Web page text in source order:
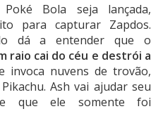
Bola seja lançada,
para capturar Zapdos.
dá a entender que o
raio cai do céu e destrói a
invoca nuvens de trovão,
Ash vai ajudar seu
que ele somente foi